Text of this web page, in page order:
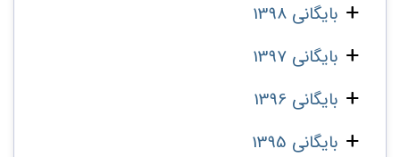
بایگانی 1398
بایگانی 1397
بایگانی 1396
بایگانی 1395